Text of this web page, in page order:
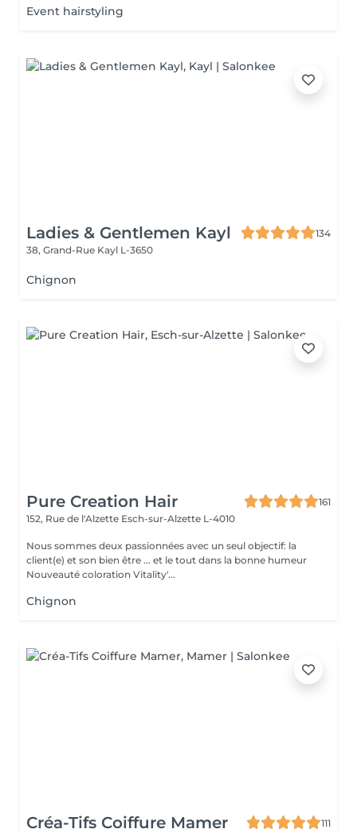
Event hairstyling
Ladies & Gentlemen Kayl
134
38, Grand-Rue Kayl L-3650
Chignon
Pure Creation Hair
161
152, Rue de l'Alzette Esch-sur-Alzette L-4010
Nous sommes deux passionnées avec un seul objectif: la
client(e) et son bien être ... et le tout dans la bonne humeur
Nouveauté coloration Vitality'...
Chignon
Créa-Tifs Coiffure Mamer
111